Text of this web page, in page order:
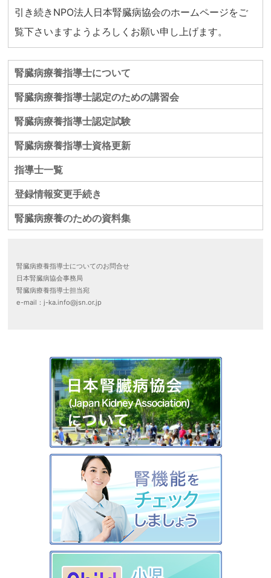
腎臓病療養指導士について
腎臓病療養指導士認定のための講習会
腎臓病療養指導士認定試験
腎臓病療養指導士資格更新
指導士一覧
登録情報変更手続き
腎臓病療養のための資料集
腎臓病療養指導士についてのお問合せ
日本腎臓病協会事務局
腎臓病療養指導士担当宛
e-mail：j-ka.info@jsn.or.jp
引き続きNPO法人日本腎臓病協会のホームページをご
覧下さいますようよろしくお願い申し上げます。